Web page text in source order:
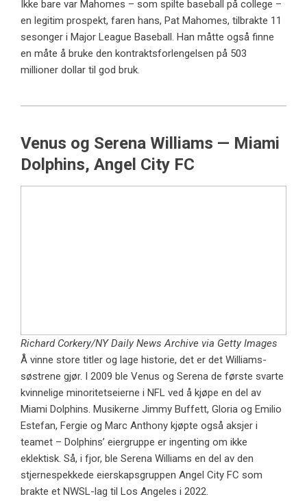
Ikke bare var Mahomes – som spilte baseball på college –
en legitim prospekt, faren hans, Pat Mahomes, tilbrakte 11
sesonger i Major League Baseball. Han måtte også finne
en måte å bruke den kontraktsforlengelsen på 503
millioner dollar til god bruk.
Venus og Serena Williams — Miami
Dolphins, Angel City FC
Richard Corkery/NY Daily News Archive via Getty Images
Å vinne store titler og lage historie, det er det Williams-
søstrene gjør. I 2009 ble Venus og Serena de første svarte
kvinnelige minoritetseierne i NFL ved å kjøpe en del av
Miami Dolphins. Musikerne Jimmy Buffett, Gloria og Emilio
Estefan, Fergie og Marc Anthony kjøpte også aksjer i
teamet – Dolphins’ eiergruppe er ingenting om ikke
eklektisk. Så, i fjor, ble Serena Williams en del av den
stjernespekkede eierskapsgruppen Angel City FC som
brakte et NWSL-lag til Los Angeles i 2022.